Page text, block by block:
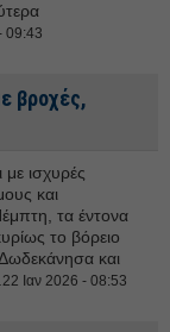
09:43
βροχές,
με ισχυρές
και
τα έντονα
το βόρειο
Δωδεκάνησα και
22 Ιαν 2026 - 08:53